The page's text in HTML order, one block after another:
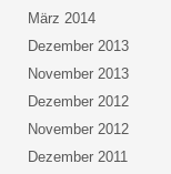
März 2014
Dezember 2013
November 2013
Dezember 2012
November 2012
Dezember 2011